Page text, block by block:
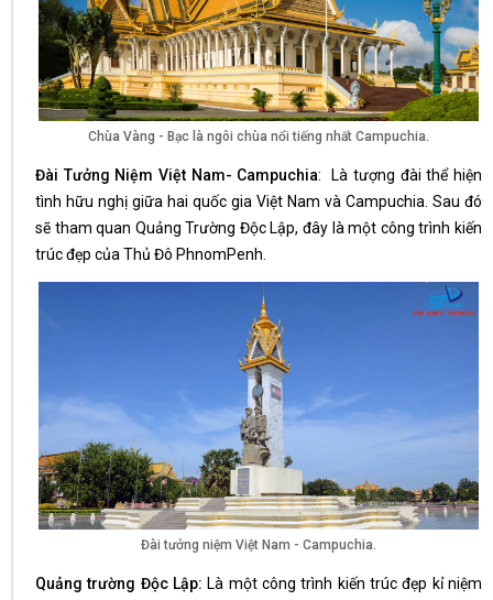
Chùa Vàng - Bạc là ngôi chùa nổi tiếng nhất Campuchia.
Đài Tưởng Niệm Việt Nam- Campuchia: Là tượng đài thể hiện
tình hữu nghị giữa hai quốc gia Việt Nam và Campuchia. Sau đó
sẽ tham quan Quảng Trường Độc Lập, đây là một công trình kiến
trúc đẹp của Thủ Đô PhnomPenh.
Đài tưởng niệm Việt Nam - Campuchia.
Quảng trường Độc Lập: Là một công trình kiến trúc đẹp kỉ niệm